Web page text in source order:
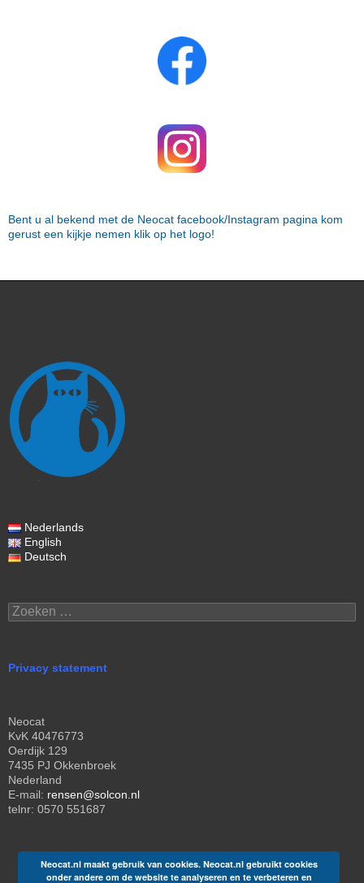
Bent u al bekend met de Neocat facebook/Instagram pagina kom
gerust een kijkje nemen klik op het logo!
Nederlands
English
Deutsch
Zoeken
naar:
Privacy statement
Neocat
KvK 40476773
Oerdijk 129
7435 PJ Okkenbroek
Nederland
E-mail: rensen@solcon.nl
telnr: 0570 551687
Neocat.nl maakt gebruik van cookies. Neocat.nl gebruikt cookies
onder andere om de website te analyseren en te verbeteren en